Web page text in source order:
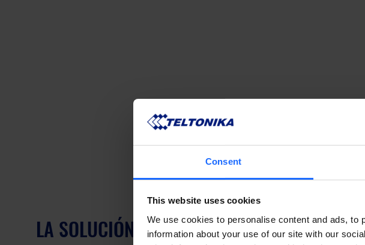
Consent
This website uses cookies
We use cookies to personalise content and ads,
information about your use of our site with our
LA SOLUCIÓN – TRANSMISIONES EN